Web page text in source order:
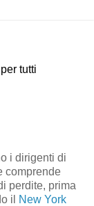
tutti
i dirigenti di
comprende
perdite, prima
il
New York